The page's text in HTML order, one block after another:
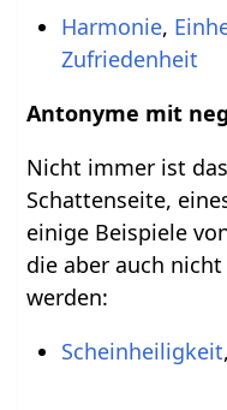
Harmonie,
Zufriedenheit
Antonyme mit
Nicht immer ist
Schattenseite,
einige Beispiele
die aber auch
werden:
Scheinheiligkeit,